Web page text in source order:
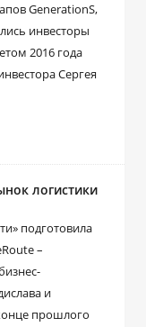
GenerationS,
инвесторы
2016 года
Сергея
логистики
подготовила
–
и
прошлого